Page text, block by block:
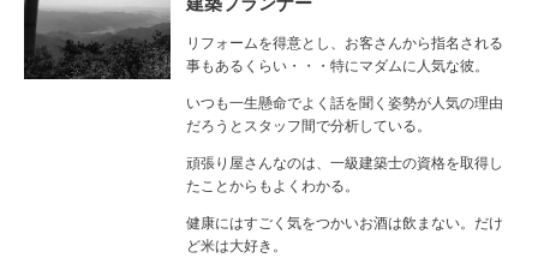
リフォームを得意とし、お客さんから指名される
事もあるくらい・・・特にマダムに人気な彼。
いつも一生懸命でよく話を聞く姿勢が人気の理由
だろうとスタッフ間で分析している。
頑張り屋さんなのは、一級建築士の資格を取得し
たことからもよくわかる。
健康にはすごく気をつかいお酒は飲まない。だけ
ど米は大好き。